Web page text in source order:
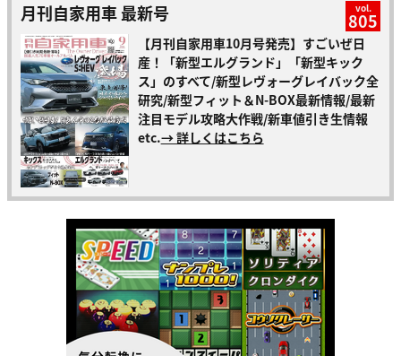
月刊自家用車 最新号 vol.
805
【月刊自家用車10月号発売】すごいぜ日
産！「新型エルグランド」「新型キック
ス」のすべて/新型レヴォーグレイバック全
研究/新型フィット＆N-BOX最新情報/最新
注目モデル攻略大作戦/新車値引き生情報
etc.→ 詳しくはこちら